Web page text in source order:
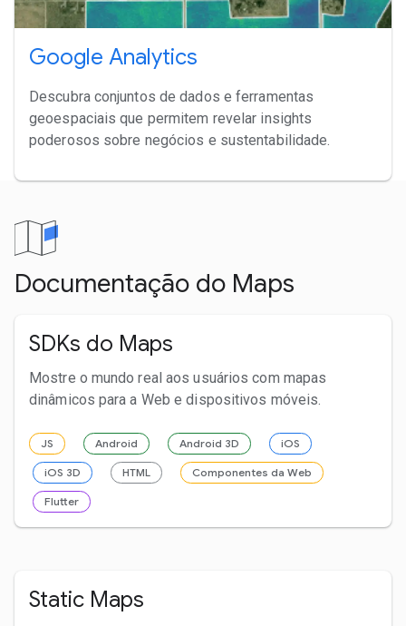
Google Analytics
Descubra conjuntos de dados e ferramentas
geoespaciais que permitem revelar insights
poderosos sobre negócios e sustentabilidade.
Documentação do Maps
SDKs do Maps
Mostre o mundo real aos usuários com mapas
dinâmicos para a Web e dispositivos móveis.
JS Android Android 3D iOS
iOS 3D HTML Componentes da Web
Flutter
Static Maps